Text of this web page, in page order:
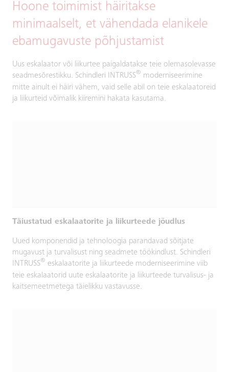
Hoone toimimist häiritakse
minimaalselt, et vähendada elanikele
ebamugavuste põhjustamist
Uus eskalaator või liikurtee paigaldatakse teie olemasolevasse
seadmesõrestikku. Schindleri INTRUSS® moderniseerimine
mitte ainult ei häiri vähem, vaid selle abil on teie eskalaatoreid
ja liikurteid võimalik kiiremini hakata kasutama.
Täiustatud eskalaatorite ja liikurteede jõudlus
Uued komponendid ja tehnoloogia parandavad sõitjate
mugavust ja turvalisust ning seadmete töökindlust. Schindleri
INTRUSS® eskalaatorite ja liikurteede moderniseerimine viib
teie eskalaatorid uute eskalaatorite ja liikurteede turvalisus- ja
kaitsemeetmetega täielikku vastavusse.